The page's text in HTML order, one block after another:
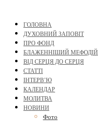
ГОЛОВНА
ДУХОВНИЙ ЗАПОВІТ
ПРО ФОНД
БЛАЖЕННІШИЙ МЕФОДІЙ
ВІД СЕРЦЯ ДО СЕРЦЯ
СТАТТІ
ІНТЕРВ’Ю
КАЛЕНДАР
МОЛИТВА
НОВИНИ
Фото